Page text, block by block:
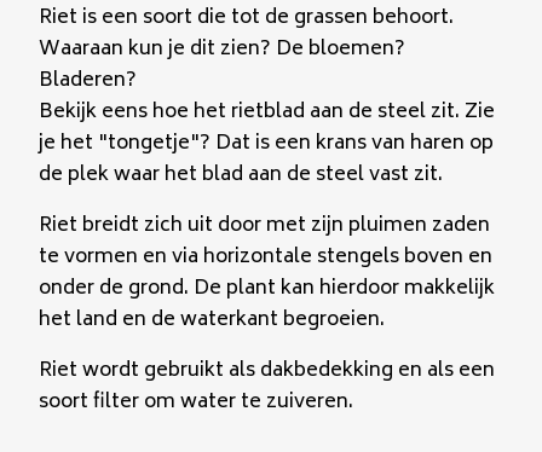
Riet is een soort die tot de grassen behoort.
Waaraan kun je dit zien? De bloemen?
Bladeren?
Bekijk eens hoe het rietblad aan de steel zit. Zie
je het "tongetje"? Dat is een krans van haren op
de plek waar het blad aan de steel vast zit.
Riet breidt zich uit door met zijn pluimen zaden
te vormen en via horizontale stengels boven en
onder de grond. De plant kan hierdoor makkelijk
het land en de waterkant begroeien.
Riet wordt gebruikt als dakbedekking en als een
soort filter om water te zuiveren.